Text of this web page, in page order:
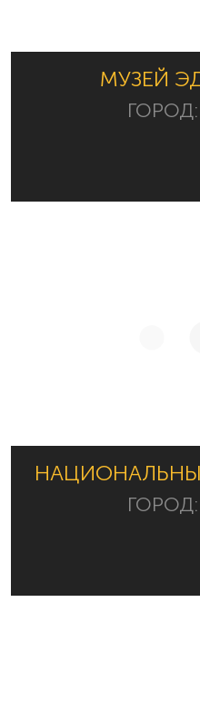
МУЗЕЙ
ГОРОД:
ГОРОД: